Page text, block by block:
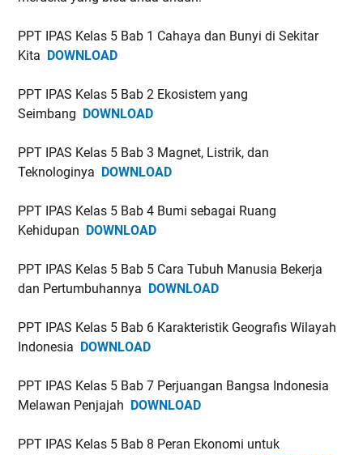
PPT IPAS Kelas 5 Bab 1 Cahaya dan Bunyi di Sekitar
Kita
DOWNLOAD
PPT IPAS Kelas 5 Bab 2 Ekosistem yang
Seimbang
DOWNLOAD
PPT IPAS Kelas 5 Bab 3 Magnet, Listrik, dan
Teknologinya
DOWNLOAD
PPT IPAS Kelas 5 Bab 4 Bumi sebagai Ruang
Kehidupan
DOWNLOAD
PPT IPAS Kelas 5 Bab 5 Cara Tubuh Manusia Bekerja
dan Pertumbuhannya
DOWNLOAD
PPT IPAS Kelas 5 Bab 6 Karakteristik Geografis Wilayah
Indonesia
DOWNLOAD
PPT IPAS Kelas 5 Bab 7 Perjuangan Bangsa Indonesia
Melawan Penjajah
DOWNLOAD
PPT IPAS Kelas 5 Bab 8 Peran Ekonomi untuk